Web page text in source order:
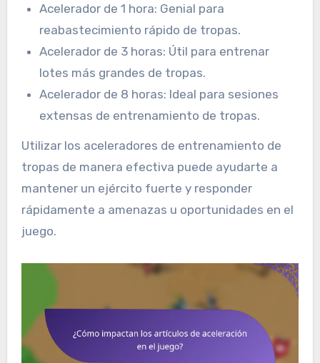
Acelerador de 1 hora: Genial para
reabastecimiento rápido de tropas.
Acelerador de 3 horas: Útil para entrenar
lotes más grandes de tropas.
Acelerador de 8 horas: Ideal para sesiones
extensas de entrenamiento de tropas.
Utilizar los aceleradores de entrenamiento de
tropas de manera efectiva puede ayudarte a
mantener un ejército fuerte y responder
rápidamente a amenazas u oportunidades en el
juego.